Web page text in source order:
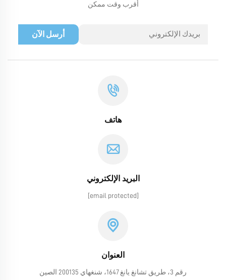
أقرب وقت ممكن
أرسل الآن
هاتف
البريد الإلكتروني
[email protected]
العنوان
رقم 3، طريق تشانغ يانغ 1647، شنغهاي 200135 الصين